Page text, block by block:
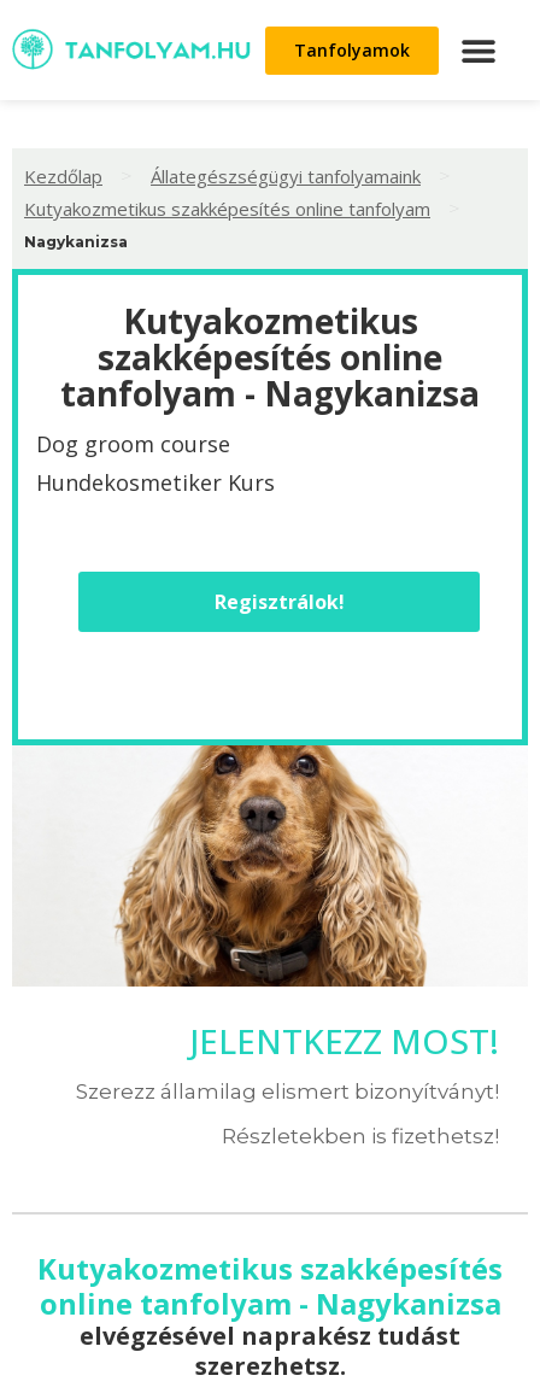
Tanfolyamok
Kezdőlap Állategészségügyi tanfolyamaink
Kutyakozmetikus szakképesítés online tanfolyam
Nagykanizsa
Kutyakozmetikus
szakképesítés online
tanfolyam - Nagykanizsa
Dog groom course
Hundekosmetiker Kurs
Regisztrálok!
JELENTKEZZ MOST!
Szerezz államilag elismert bizonyítványt!
Részletekben is fizethetsz!
Kutyakozmetikus szakképesítés
online tanfolyam - Nagykanizsa
elvégzésével naprakész tudást
szerezhetsz.